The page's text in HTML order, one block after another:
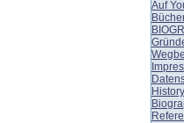
Auf